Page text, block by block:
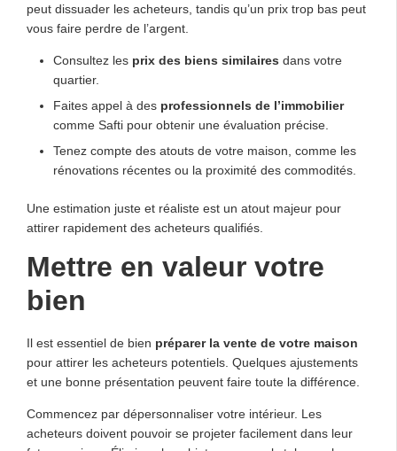
peut dissuader les acheteurs, tandis qu’un prix trop bas peut
vous faire perdre de l’argent.
Consultez les prix des biens similaires dans votre
quartier.
Faites appel à des professionnels de l’immobilier
comme Safti pour obtenir une évaluation précise.
Tenez compte des atouts de votre maison, comme les
rénovations récentes ou la proximité des commodités.
Une estimation juste et réaliste est un atout majeur pour
attirer rapidement des acheteurs qualifiés.
Mettre en valeur votre
bien
Il est essentiel de bien préparer la vente de votre maison
pour attirer les acheteurs potentiels. Quelques ajustements
et une bonne présentation peuvent faire toute la différence.
Commencez par dépersonnaliser votre intérieur. Les
acheteurs doivent pouvoir se projeter facilement dans leur